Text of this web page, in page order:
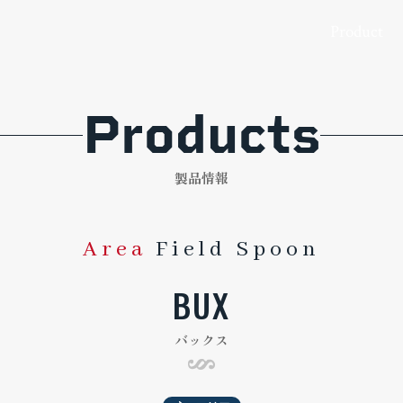
Products
製品情報
Area Field Spoon
BUX
バックス